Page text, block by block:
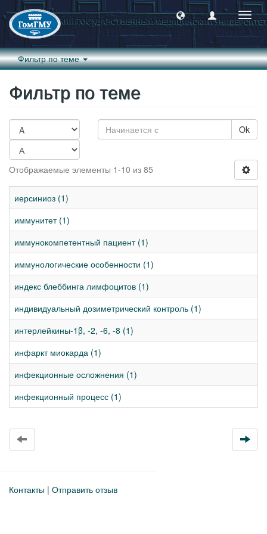
Фильтр по теме
Фильтр по теме
Ok
Отображаемые элементы 1-10 из 85
иерсиниоз (1)
иммунитет (1)
иммунокомпетентный пациент (1)
иммунологические особенности (1)
индекс блеббинга лимфоцитов (1)
индивидуальный дозиметрический контроль (1)
интерлейкины-1β, -2, -6, -8 (1)
инфаркт миокарда (1)
инфекционные осложнения (1)
инфекционный процесс (1)
Контакты | Отправить отзыв